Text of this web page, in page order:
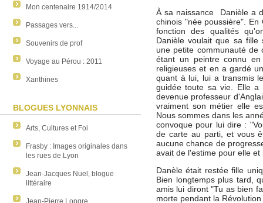
Mon centenaire 1914/2014
Passages vers...
Souvenirs de prof
Voyage au Pérou : 2011
Xanthines
BLOGUES LYONNAIS
Arts, Cultures et Foi
Frasby : Images originales dans
les rues de Lyon
Jean-Jacques Nuel, blogue
littéraire
Jean-Pierre Longre
À sa naissance Danièle a
chinois "née poussière".
fonction des qualités
Danièle voulait que sa
une petite communauté de
étant un peintre connu
religieuses et en a gardé
quant à lui, lui a transmis
guidée toute sa vie. Elle a
devenue professeur
vraiment son métier elle
Nous sommes dans les
convoque pour lui dire :
de carte au parti, et vous
aucune chance de
avait de l'estime pour elle et
Danèle était restée fille
Bien longtemps plus tard,
amis lui diront "Tu as bien
morte pendant la